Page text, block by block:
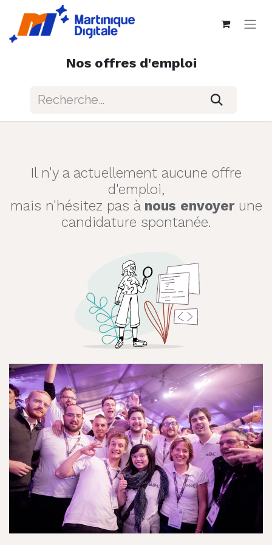
Nos offres d'emploi
Il n'y a actuellement aucune offre
d'emploi,
mais n'hésitez pas à nous envoyerune
candidature spontanée.